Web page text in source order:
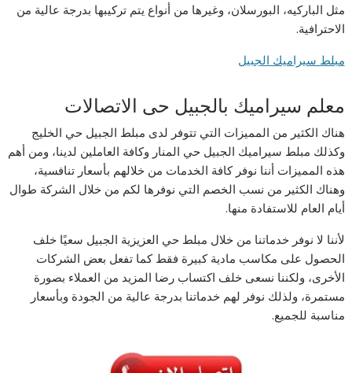
مثل الباركيه، البورسلان، وغيرها من أنواع يتم تركيبها بدرجة عالية من
الاحترافية.
مبلط سيراميك الجبيل
معلم سيراميك بالجبيل حى الاتصالات
هناك الكثير من المميزات التي تتوفر لدى مبلط الجبيل حي الخليج
وكذلك مبلط سيراميك الجبيل حي المنار وكافة العاملين لدينا، ومن أهم
هذه المميزات أننا نوفر كافة الخدمات من خلالهم بأسعار تنافسية،
وهناك الكثير من نسب الخصم التي نوفرها لكم من خلال الشركة طوال
أيام العام للاستفادة منها.
لأننا لا نوفر خدماتنا من خلال مبلط حي العزيزية الجبيل سعيًا خلف
الحصول على مكاسب مادية كبيرة فقط كما تفعل بعض الشركات
الأخرى، ولكننا نسعى خلف اكتساب رضا المزيد من العملاء بصورة
مستمرة، ولذلك نوفر لهم خدماتنا بدرجة عالية من الجودة وبأسعار
مناسبة للجميع.